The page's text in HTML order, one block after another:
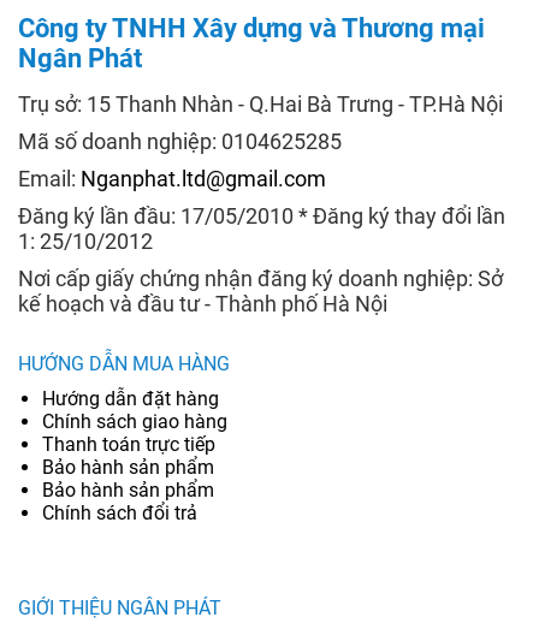
Công ty TNHH Xây dựng và Thương mại
Ngân Phát
Trụ sở: 15 Thanh Nhàn - Q.Hai Bà Trưng - TP.Hà Nội
Mã số doanh nghiệp: 0104625285
Email: Nganphat.ltd@gmail.com
Đăng ký lần đầu: 17/05/2010 * Đăng ký thay đổi lần
1: 25/10/2012
Nơi cấp giấy chứng nhận đăng ký doanh nghiệp: Sở
kế hoạch và đầu tư - Thành phố Hà Nội
HƯỚNG DẪN MUA HÀNG
Hướng dẫn đặt hàng
Chính sách giao hàng
Thanh toán trực tiếp
Bảo hành sản phẩm
Bảo hành sản phẩm
Chính sách đổi trả
GIỚI THIỆU NGÂN PHÁT